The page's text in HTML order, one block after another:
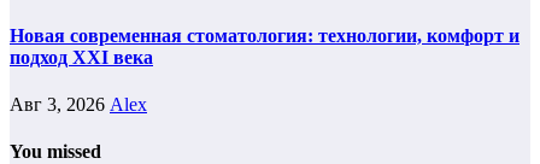
Новая современная стоматология: технологии, комфорт и
подход XXI века
Авг 3, 2026 Alex
You missed